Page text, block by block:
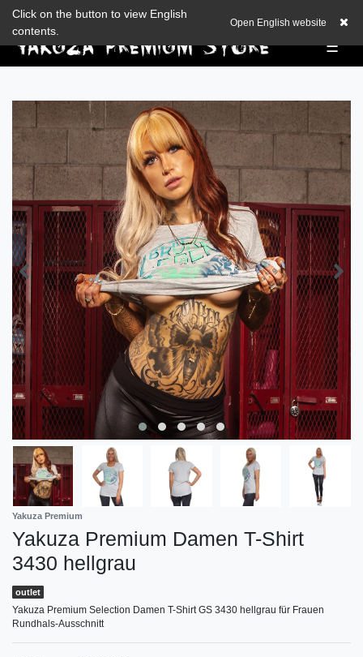
Zum Blog
☰
Click on the button to view English
contents.
Open English website
Yakuza Premium
Yakuza Premium Damen T-Shirt
3430 hellgrau
outlet
Yakuza Premium Selection Damen T-Shirt GS 3430 hellgrau für Frauen
Rundhals-Ausschnitt